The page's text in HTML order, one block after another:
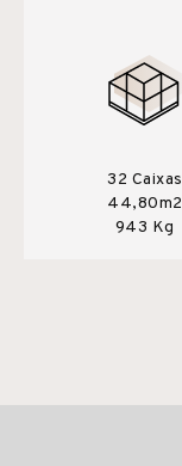
32 Caixas
44,80m2
943 Kg